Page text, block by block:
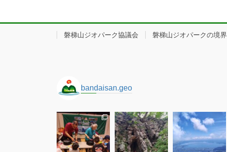
磐梯山ジオパーク協議会 磐梯山ジオパークの境界
bandaisan.geo